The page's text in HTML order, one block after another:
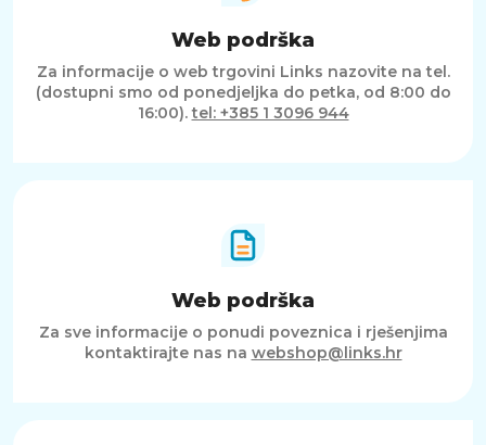
Web podrška
Za informacije o web trgovini Links nazovite na tel.
(dostupni smo od ponedjeljka do petka, od 8:00 do
16:00).tel: +385 1 3096 944
Web podrška
Za sve informacije o ponudi poveznica i rješenjima
kontaktirajte nas na webshop@links.hr